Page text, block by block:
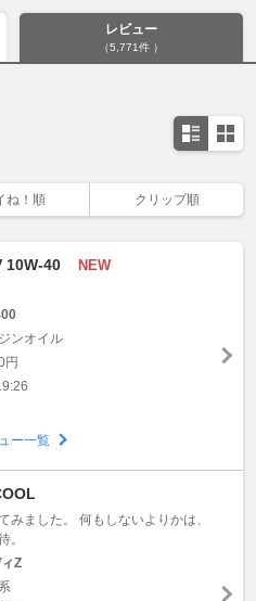
レビュー
（5,771件 ）
ね！順 クリップ順
10W-40 NEW
ンオイル
円
ー一覧
みました。 何もしないよりかは、
。
Z